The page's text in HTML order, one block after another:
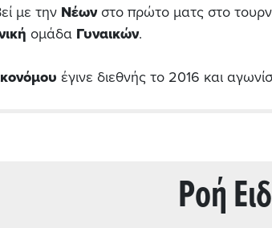
με την Νέων στο πρώτο ματς στο
ομάδα Γυναικών.
έγινε διεθνής το 2016 και
Ρoή